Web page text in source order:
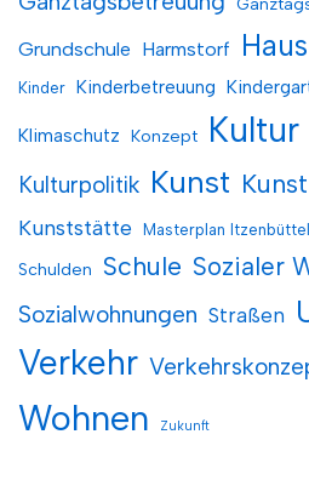
Grundschule Harmstorf
Kinder Kinderbetreuung
Klimaschutz Konzept Kultur
Kulturpolitik Kunst
Kunststätte Masterplan Itzenbüttel
Schulden Schule Sozialer
Sozialwohnungen Straßen
Verkehr
Wohnen Zukunft